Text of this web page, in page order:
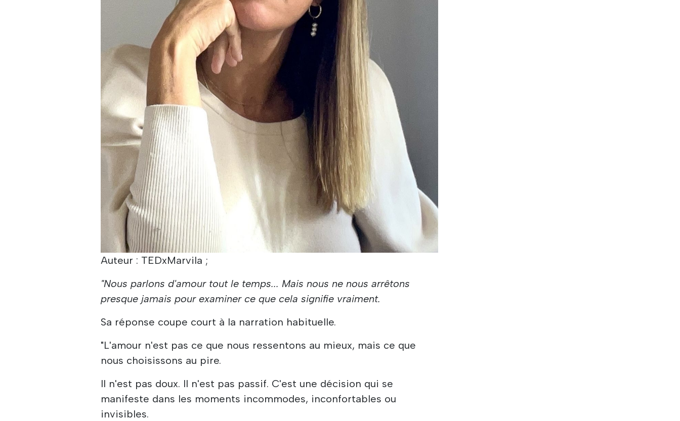
Auteur : TEDxMarvila ;
"Nous parlons d'amour tout le temps... Mais nous ne nous arrêtons
presque jamais pour examiner ce que cela signifie vraiment.
Sa réponse coupe court à la narration habituelle.
"L'amour n'est pas ce que nous ressentons au mieux, mais ce que
nous choisissons au pire.
Il n'est pas doux. Il n'est pas passif. C'est une décision qui se
manifeste dans les moments incommodes, inconfortables ou
invisibles.